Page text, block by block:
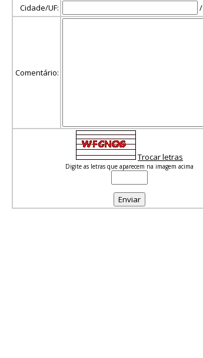
Cidade/UF:
/
Comentário:
Trocar letras
Digite as letras que aparecem na imagem acima